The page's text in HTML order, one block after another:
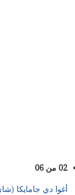
02 من 06
أغوا دي جامايكا